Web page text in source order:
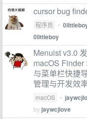
cursor bug
程序员 •
0littleboy
Menuist v3.0
macOS
与菜单栏快捷
管理与开发效率
macOS •
by jaywcjlove